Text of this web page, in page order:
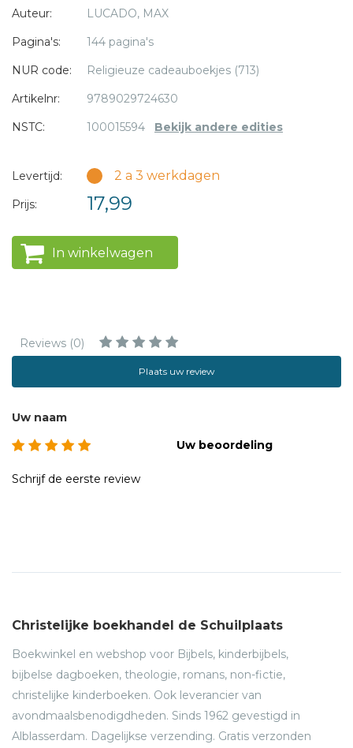
stemming te komen, waarbij alle drukte en feestgedruis
naar de achtergrond verdwijnen en je ontvankelijk wordt
en voor jou.
Auteur:
LUCADO, MAX
Pagina's:
144 pagina's
NUR code:
Religieuze cadeauboekjes (713)
Artikelnr:
9789029724630
NSTC:
100015594 Bekijk andere edities
Levertijd: 2 a 3 werkdagen
Prijs: 17,99
In winkelwagen
Reviews (0)
Plaats uw review
* = verplicht
Uw naam
Uw beoordeling
Schrijf de eerste review
Christelijke boekhandel de Schuilplaats
Boekwinkel en webshop voor Bijbels, kinderbijbels,
bijbelse dagboeken, theologie, romans, non-fictie,
christelijke kinderboeken. Ook leverancier van
avondmaalsbenodigdheden. Sinds 1962 gevestigd in
Alblasserdam. Dagelijkse verzending. Gratis verzonden